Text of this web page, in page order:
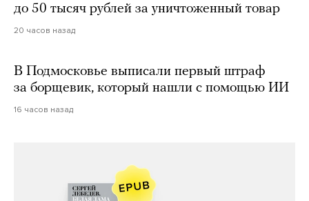
до 50 тысяч рублей за уничтоженный товар
20 часов назад
В Подмосковье выписали первый штраф
за борщевик, который нашли с помощью ИИ
16 часов назад